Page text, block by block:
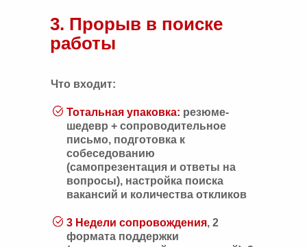
3. Прорыв в поиске
работы
Что входит:
Тотальная упаковка: резюме-
шедевр + сопроводительное
письмо, подготовка к
собеседованию
(самопрезентация и ответы на
вопросы), настройка поиска
вакансий и количества откликов
3 Недели сопровождения, 2
формата поддержки